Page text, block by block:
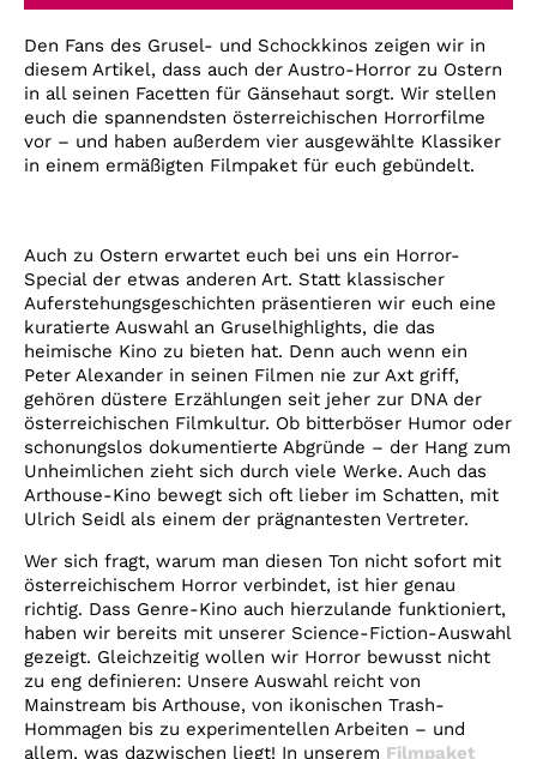
Account
Suche
Den Fans des Grusel- und Schockkinos zeigen wir in
diesem Artikel, dass auch der Austro-Horror zu Ostern
in all seinen Facetten für Gänsehaut sorgt. Wir stellen
euch die spannendsten österreichischen Horrorfilme
vor – und haben außerdem vier ausgewählte Klassiker
in einem ermäßigten Filmpaket für euch gebündelt.
Auch zu Ostern erwartet euch bei uns ein Horror-
Special der etwas anderen Art. Statt klassischer
Auferstehungsgeschichten präsentieren wir euch eine
kuratierte Auswahl an Gruselhighlights, die das
heimische Kino zu bieten hat. Denn auch wenn ein
Peter Alexander in seinen Filmen nie zur Axt griff,
gehören düstere Erzählungen seit jeher zur DNA der
österreichischen Filmkultur. Ob bitterböser Humor oder
schonungslos dokumentierte Abgründe – der Hang zum
Unheimlichen zieht sich durch viele Werke. Auch das
Arthouse-Kino bewegt sich oft lieber im Schatten, mit
Ulrich Seidl als einem der prägnantesten Vertreter.
Wer sich fragt, warum man diesen Ton nicht sofort mit
österreichischem Horror verbindet, ist hier genau
richtig. Dass Genre-Kino auch hierzulande funktioniert,
haben wir bereits mit unserer Science-Fiction-Auswahl
gezeigt. Gleichzeitig wollen wir Horror bewusst nicht
zu eng definieren: Unsere Auswahl reicht von
Mainstream bis Arthouse, von ikonischen Trash-
Hommagen bis zu experimentellen Arbeiten – und
allem, was dazwischen liegt! In unserem Filmpaket